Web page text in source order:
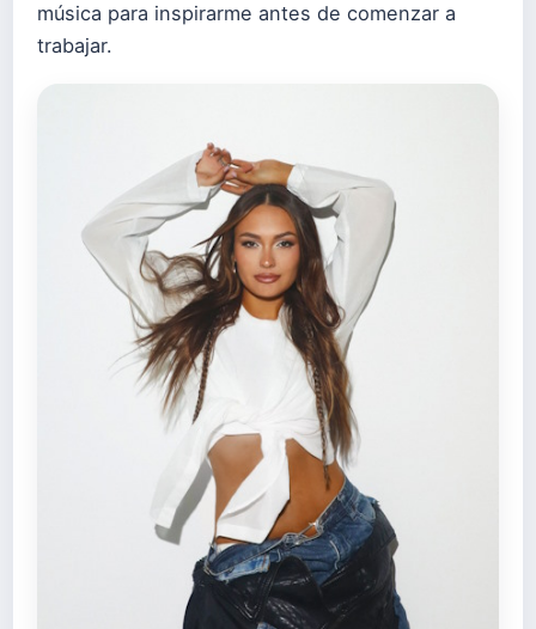
música para inspirarme antes de comenzar a
trabajar.